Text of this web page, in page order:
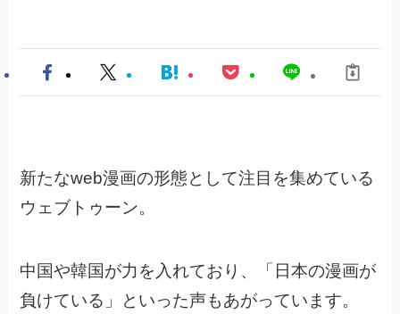
新たなweb漫画の形態として注目を集めている
ウェブトゥーン。
中国や韓国が力を入れており、
「日本の漫画が
負けている」といった声もあがっています。